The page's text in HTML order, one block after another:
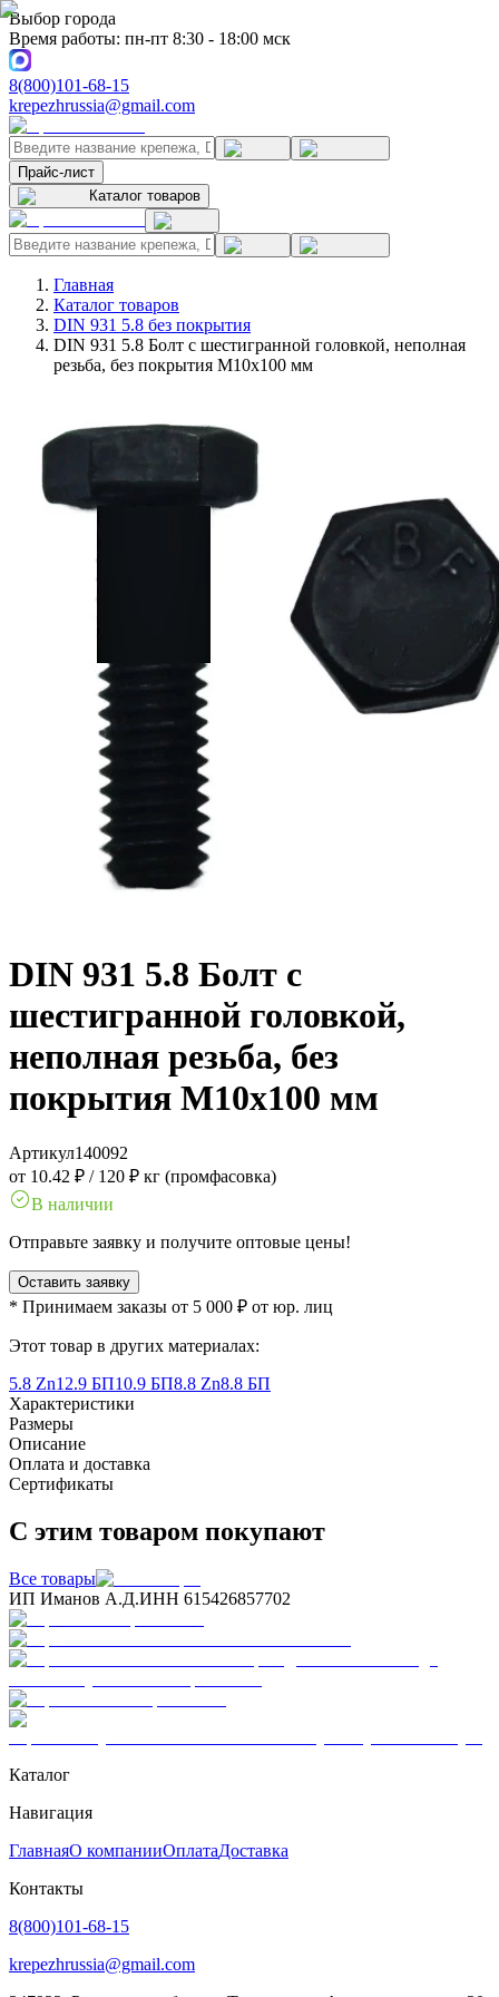
Выбор города
Время работы: пн-пт 8:30 - 18:00 мск
8(800)101-68-15
krepezhrussia@gmail.com
Прайс-лист
Каталог товаров
Главная
Каталог товаров
DIN 931 5.8 без покрытия
DIN 931 5.8 Болт с шестигранной головкой, неполная
резьба, без покрытия M10x100 мм
DIN 931 5.8 Болт с
шестигранной головкой,
неполная резьба, без
покрытия M10x100 мм
Артикул140092
от 10.42 ₽ / 120 ₽ кг (промфасовка)
В наличии
Отправьте заявку и получите оптовые цены!
Оставить заявку
* Принимаем заказы от 5 000 ₽ от юр. лиц
Этот товар в других материалах:
5.8 Zn12.9 БП10.9 БП8.8 Zn8.8 БП
Характеристики
Размеры
Описание
Оплата и доставка
Сертификаты
С этим товаром покупают
Все товары
ИП Иманов А.Д.ИНН 615426857702
Каталог
Навигация
ГлавнаяО компанииОплатаДоставка
Контакты
8(800)101-68-15
krepezhrussia@gmail.com